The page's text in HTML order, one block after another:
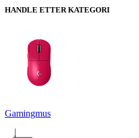
HANDLE ETTER KATEGORI
Gamingmus